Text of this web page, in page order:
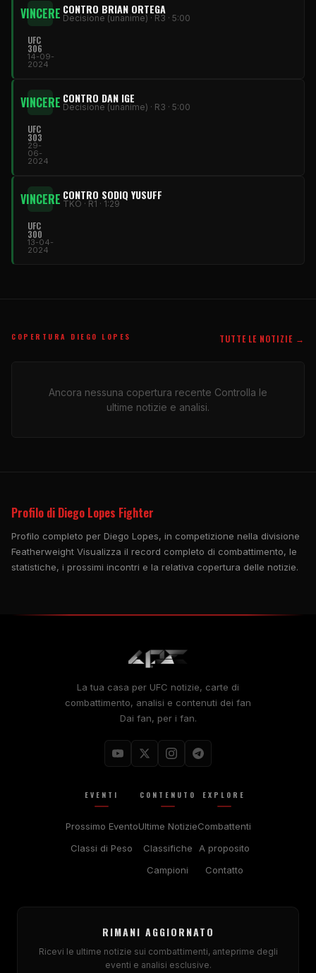
VINCERE CONTRO BRIAN ORTEGA
Decisione (unanime) · R3 · 5:00
UFC
306
14-09-
2024
VINCERE CONTRO DAN IGE
Decisione (unanime) · R3 · 5:00
UFC
303
29-
06-
2024
VINCERE CONTRO SODIQ YUSUFF
TKO · R1 · 1:29
UFC
300
13-04-
2024
COPERTURA DIEGO LOPES TUTTE LE NOTIZIE →
Ancora nessuna copertura recente Controlla le
ultime notizie e analisi.
Profilo di Diego Lopes Fighter
Profilo completo per Diego Lopes, in competizione nella divisione
Featherweight Visualizza il record completo di combattimento, le
statistiche, i prossimi incontri e la relativa copertura delle notizie.
La tua casa per UFC notizie, carte di
combattimento, analisi e contenuti dei fan
Dai fan, per i fan.
EVENTI
Prossimo Evento
Classi di Peso
CONTENUTO
Ultime Notizie
Classifiche
Campioni
EXPLORE
Combattenti
A proposito
Contatto
RIMANI AGGIORNATO
Ricevi le ultime notizie sui combattimenti, anteprime degli
eventi e analisi esclusive.